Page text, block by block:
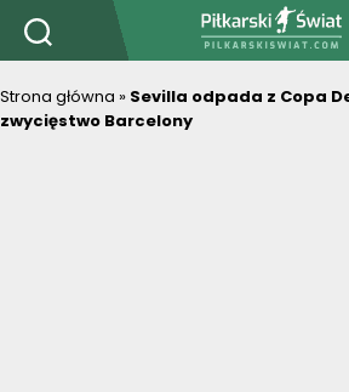
Strona główna » Sevilla odpada z Copa
zwycięstwo Barcelony